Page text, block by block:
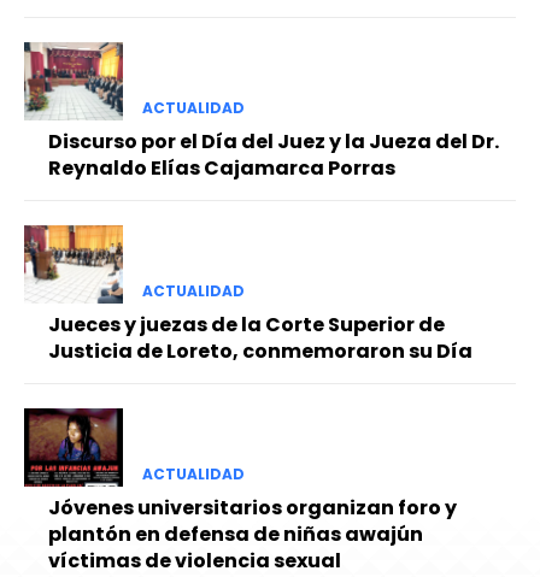
ACTUALIDAD
Discurso por el Día del Juez y la Jueza del Dr.
Reynaldo Elías Cajamarca Porras
ACTUALIDAD
Jueces y juezas de la Corte Superior de
Justicia de Loreto, conmemoraron su Día
ACTUALIDAD
Jóvenes universitarios organizan foro y
plantón en defensa de niñas awajún
víctimas de violencia sexual